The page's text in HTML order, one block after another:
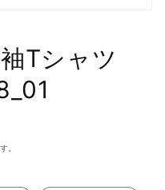
Tシャツ
。